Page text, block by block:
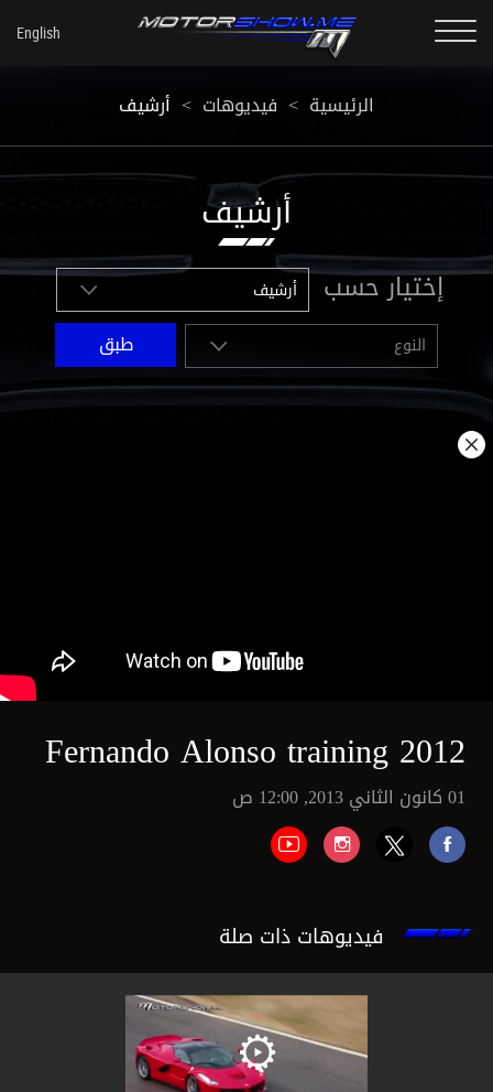
الرئيسية < فيديوهات < أرشيف
أرشيف
إختيار حسب
Fernando Alonso training 2012
01 كانون الثاني 2013, 12:00 ص
فيديوهات ذات صلة